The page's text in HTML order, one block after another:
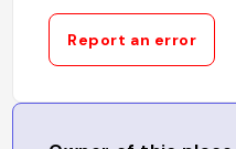
Report an error